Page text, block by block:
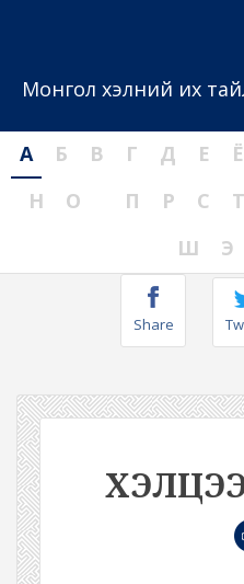
Монгол хэлний их
А Б В Г Д Е Ё
Н
О П Р С Т
Ш
Э
Share